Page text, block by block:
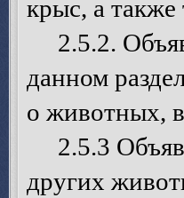
крыс, а
2.5.2.
данном
о животных,
2.5.3
других